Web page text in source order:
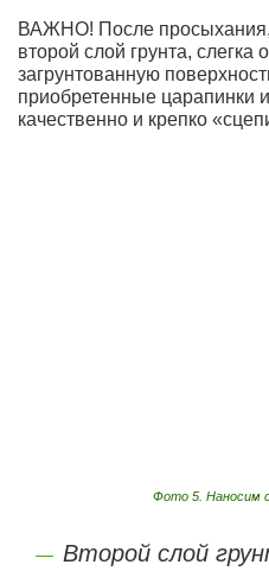
ВАЖНО! После
второй слой грунта, слегка
загрунтованную
приобретенные царапинки
качественно и крепко
Фото 5. Наносим
Второй слой